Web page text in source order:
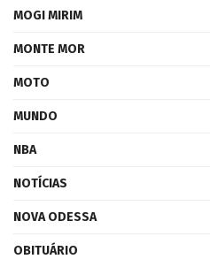
MOGI MIRIM
MONTE MOR
MOTO
MUNDO
NBA
NOTÍCIAS
NOVA ODESSA
OBITUÁRIO